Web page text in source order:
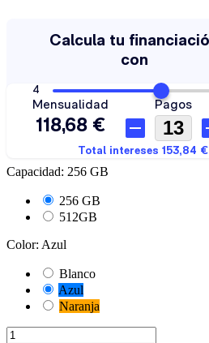
Capacidad: 256 GB
256 GB
512GB
Color: Azul
Blanco
Azul
Naranja